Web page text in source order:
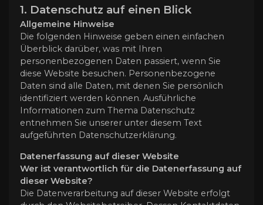
1. Datenschutz auf einen Blick
Allgemeine Hinweise
Die folgenden Hinweise geben einen einfachen
Überblick darüber, was mit Ihren
personenbezogenen Daten passiert, wenn Sie
diese Website besuchen. Personenbezogene
Daten sind alle Daten, mit denen Sie persönlich
identifiziert werden können. Ausführliche
Informationen zum Thema Datenschutz
entnehmen Sie unserer unter diesem Text
aufgeführten Datenschutzerklärung.
Datenerfassung auf dieser Website
Wer ist verantwortlich für die Datenerfassung auf
dieser Website?
Die Datenverarbeitung auf dieser Website erfolgt